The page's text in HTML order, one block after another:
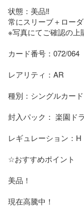
状態：美品‼️
常にスリーブ＋ロー
※写真にてご確認の上
カード番号：072/064
レアリティ：AR
種別：シングルカード
封入パック： 楽園ド
レギュレーション：H
☆おすすめポイント
美品！
現在高騰中！